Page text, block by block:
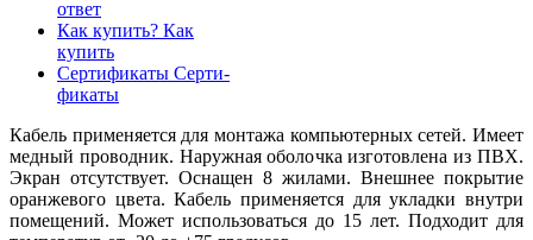
ответ
Как купить? Как
купить
Сертификаты Серти-
фикаты
Кабель применяется для монтажа компьютерных сетей. Имеет
медный проводник. Наружная оболочка изготовлена из ПВХ.
Экран отсутствует. Оснащен 8 жилами. Внешнее покрытие
оранжевого цвета. Кабель применяется для укладки внутри
помещений. Может использоваться до 15 лет. Подходит для